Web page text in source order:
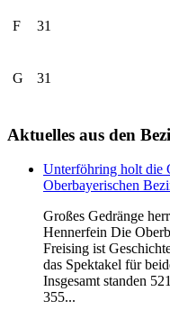
F 31
G 31
Aktuelles aus den
Unterföhring holt die
Oberbayerischen
Großes Gedränge
Hennerfein Die
Freising ist
das Spektakel für
Insgesamt standen
355...